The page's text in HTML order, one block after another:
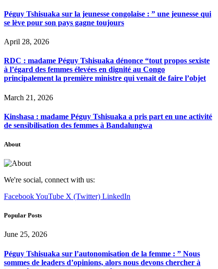
Péguy Tshisuaka sur la jeunesse congolaise : ” une jeunesse qui
se lève pour son pays gagne toujours
April 28, 2026
RDC : madame Péguy Tshisuaka dénonce “tout propos sexiste
à l’égard des femmes élevées en dignité au Congo
principalement la première ministre qui venait de faire l’objet
March 21, 2026
Kinshasa : madame Péguy Tshisuaka a pris part en une activité
de sensibilisation des femmes à Bandalungwa
About
We're social, connect with us:
FacebookYouTube X (Twitter) LinkedIn
Popular Posts
June 25, 2026
Péguy Tshisuaka sur l’autonomisation de la femme : ” Nous
sommes de leaders d’opinions, alors nous devons chercher à